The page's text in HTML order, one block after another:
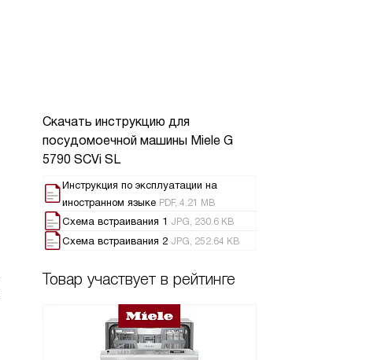
Скачать инструкцию для
посудомоечной машины Miele G
5790 SCVi SL
Инструкция по эксплуатации на
иностранном языке PDF, 4.21 MB
Схема встраивания 1 JPG, 230.6 KB
Схема встраивания 2 JPG, 252.64 KB
Товар участвует в рейтинге